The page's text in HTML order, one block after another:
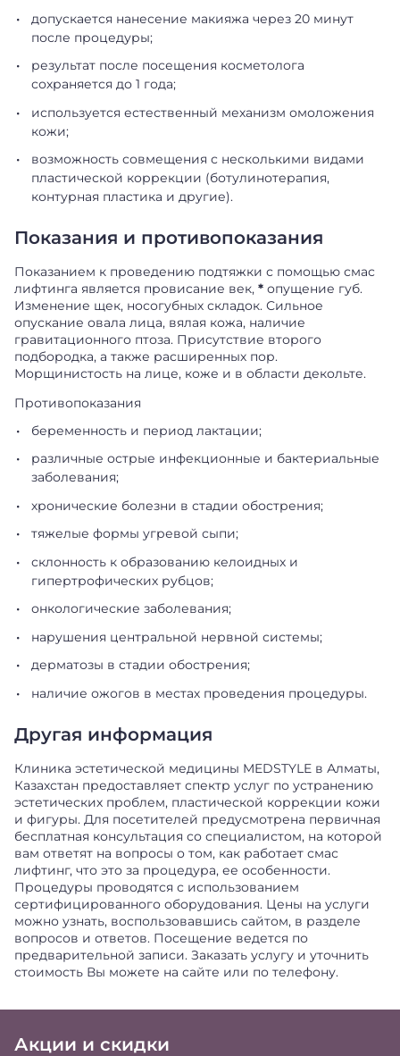
допускается нанесение макияжа через 20 минут
после процедуры;
результат после посещения косметолога
сохраняется до 1 года;
используется естественный механизм омоложения
кожи;
возможность совмещения с несколькими видами
пластической коррекции (ботулинотерапия,
контурная пластика и другие).
Показания и противопоказания
Показанием к проведению подтяжки с помощью смас
лифтинга является провисание век, * опущение губ.
Изменение щек, носогубных складок. Сильное
опускание овала лица, вялая кожа, наличие
гравитационного птоза. Присутствие второго
подбородка, а также расширенных пор.
Морщинистость на лице, коже и в области декольте.
Противопоказания
беременность и период лактации;
различные острые инфекционные и бактериальные
заболевания;
хронические болезни в стадии обострения;
тяжелые формы угревой сыпи;
склонность к образованию келоидных и
гипертрофических рубцов;
онкологические заболевания;
нарушения центральной нервной системы;
дерматозы в стадии обострения;
наличие ожогов в местах проведения процедуры.
Другая информация
Клиника эстетической медицины MEDSTYLE в Алматы,
Казахстан предоставляет спектр услуг по устранению
эстетических проблем, пластической коррекции кожи
и фигуры. Для посетителей предусмотрена первичная
бесплатная консультация со специалистом, на которой
вам ответят на вопросы о том, как работает смас
лифтинг, что это за процедура, ее особенности.
Процедуры проводятся с использованием
сертифицированного оборудования. Цены на услуги
можно узнать, воспользовавшись сайтом, в разделе
вопросов и ответов. Посещение ведется по
предварительной записи. Заказать услугу и уточнить
стоимость Вы можете на сайте или по телефону.
Акции и скидки